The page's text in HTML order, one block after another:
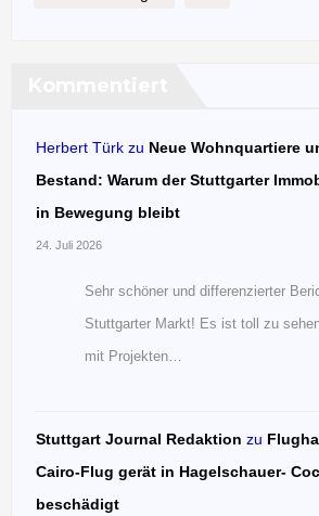
Herbert Türk zu Neue Wohnquartiere
Bestand: Warum der Stuttgarter
in Bewegung bleibt
24. Juli 2026
Sehr schöner und differenzierter
Stuttgarter Markt! Es ist toll zu
mit Projekten…
Stuttgart Journal Redaktion zu
Cairo-Flug gerät in Hagelschauer-
beschädigt